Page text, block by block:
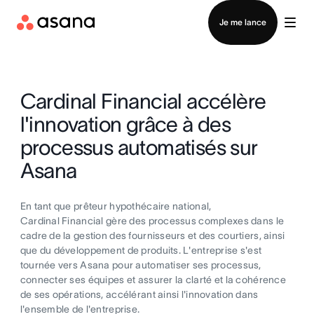
Je me lance
Contacter le service commercial
Cardinal Financial accélère
l'innovation grâce à des
processus automatisés sur
Asana
En tant que prêteur hypothécaire national,
Cardinal Financial gère des processus complexes dans le
cadre de la gestion des fournisseurs et des courtiers, ainsi
que du développement de produits. L'entreprise s'est
tournée vers Asana pour automatiser ses processus,
connecter ses équipes et assurer la clarté et la cohérence
de ses opérations, accélérant ainsi l'innovation dans
l'ensemble de l'entreprise.